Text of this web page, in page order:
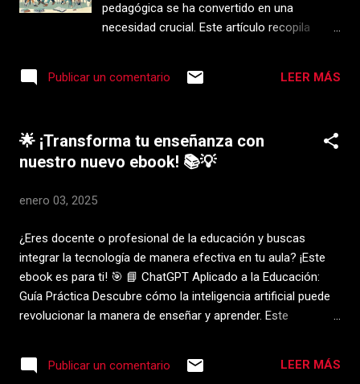
usar ConjuntasSEO.com , tenía que
suscribirme a varias plataformas por
edición de video y otra más para generación
pedagógica se ha convertido en una
necesidad crucial. Este artículo recopila
escritura y el diálogo colectivo entre
función educativa Ser director/a o
supervisor/a implica más que administrar; es
motivaciones y aprendizajes de quienes
ocupan estas funciones reflejan el deseo de
impactar positivamente en las comunidades
escolares, superar desafíos y construir
ambientes de confianza y aprendizaje. Es
liderazgo inclusivo, comprometido y
transformador. La importancia de la
Publicar un comentario LEER MÁS
🌟 ¡Transforma tu enseñanza con
nuestro nuevo ebook! 📚💡
enero 03, 2025
¿Eres docente o profesional de la educación y buscas
integrar la tecnología de manera efectiva en tu aula? ¡Este
ebook es para ti! 🎯 📘 ChatGPT Aplicado a la Educación:
Guía Práctica Descubre cómo la inteligencia artificial puede
revolucionar la manera de enseñar y aprender. Este
herramienta. ✅ Aplicaciones prácticas: Desde tutorías
Publicar un comentario LEER MÁS